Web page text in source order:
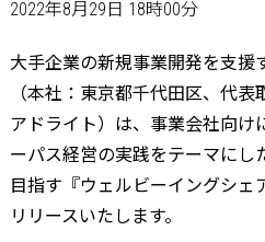
2022年8月29日 18時00分
大手企業の新規事業開発を支援
（本社：東京都千代田区、代
アドライト）は、事業会社向け
ーパス経営の実践をテーマにし
目指す『ウェルビーイングシェ
リリースいたします。